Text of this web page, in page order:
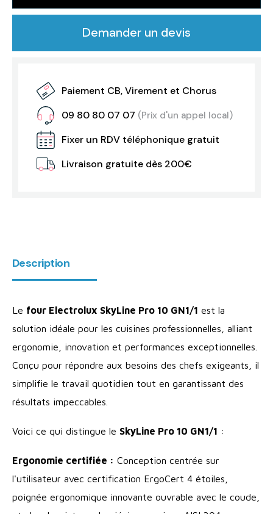
Demander un devis
Paiement CB, Virement et Chorus
09 80 80 07 07 (Prix d'un appel local)
Fixer un RDV téléphonique gratuit
Livraison gratuite dès 200€
Description
Le four Electrolux SkyLine Pro 10 GN1/1 est la
solution idéale pour les cuisines professionnelles, alliant
ergonomie, innovation et performances exceptionnelles.
Conçu pour répondre aux besoins des chefs exigeants, il
simplifie le travail quotidien tout en garantissant des
résultats impeccables.
Voici ce qui distingue le SkyLine Pro 10 GN1/1 :
Ergonomie certifiée : Conception centrée sur
l'utilisateur avec certification ErgoCert 4 étoiles,
poignée ergonomique innovante ouvrable avec le coude,